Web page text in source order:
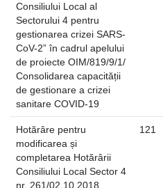
Consiliului Local al
Sectorului 4 pentru
gestionarea crizei SARS-
CoV-2” în cadrul apelului
de proiecte OIM/819/9/1/
Consolidarea capacității
de gestionare a crizei
sanitare COVID-19
Hotărâre pentru
modificarea și
completarea Hotărârii
Consiliului Local Sector 4
nr. 261/02.10.2018
121